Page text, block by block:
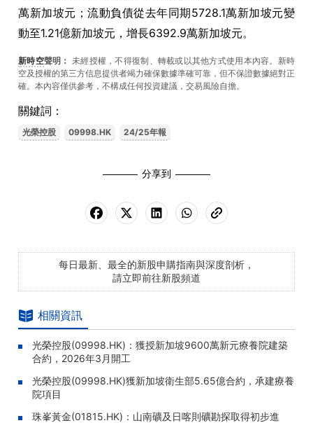
萬新加坡元；流動負債從去年同期5728.1萬新加坡元變
動至1.21億新加坡元，增長6392.9萬新加坡元。
新時空聲明： 未經授權，不得復制、轉載或以其他方式使用本內容。新時
空及授權的第三方信息提供者竭力確保數據準確可靠，但不保證數據絕對正
確。本內容僅供參考，不構成任何投資建議，交易風險自擔。
關鍵詞：
光榮控股 09998.HK 24/25年報
分享到
每日最新、最全的新股申購指南與深度剖析，
請立即前往新股頻道
相關資訊
光榮控股(09998.HK)：獲授新加坡9600萬新元療養院建築
合約，2026年3月開工
光榮控股(09998.HK)獲新加坡衛生部5.65億合約，承建療養
院項目
珠峯黃金(01815.HK)：山南礦及日喀則礦勘探取得初步進